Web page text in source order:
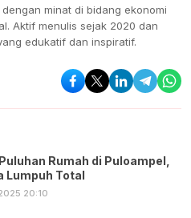
minat di bidang ekonomi
Aktif menulis sejak 2020 dan
edukatif dan inspiratif.
Rumah di Puloampel,
Lumpuh Total
20:10